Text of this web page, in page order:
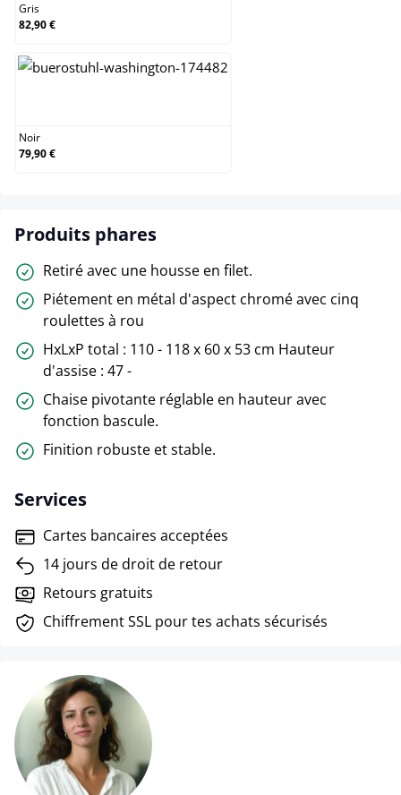
Gris
82,90 €
Noir
79,90 €
Produits phares
Retiré avec une housse en filet.
Piétement en métal d'aspect chromé avec cinq
roulettes à rou
HxLxP total : 110 - 118 x 60 x 53 cm Hauteur
d'assise : 47 -
Chaise pivotante réglable en hauteur avec
fonction bascule.
Finition robuste et stable.
Services
Cartes bancaires acceptées
14 jours de droit de retour
Retours gratuits
Chiffrement SSL pour tes achats sécurisés